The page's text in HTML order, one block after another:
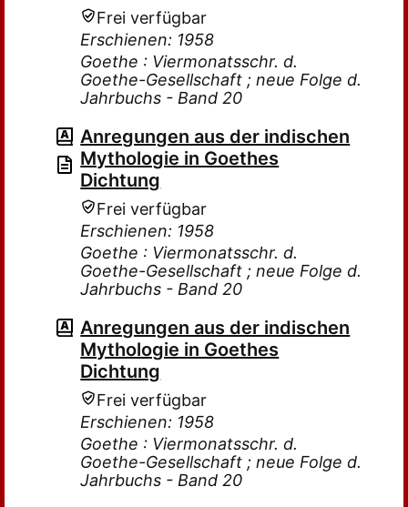
Frei verfügbar
Erschienen: 1958
Goethe : Viermonatsschr. d.
Goethe-Gesellschaft ; neue Folge d.
Jahrbuchs - Band 20
Anregungen aus der indischen
Mythologie in Goethes
Dichtung
Frei verfügbar
Erschienen: 1958
Goethe : Viermonatsschr. d.
Goethe-Gesellschaft ; neue Folge d.
Jahrbuchs - Band 20
Anregungen aus der indischen
Mythologie in Goethes
Dichtung
Frei verfügbar
Erschienen: 1958
Goethe : Viermonatsschr. d.
Goethe-Gesellschaft ; neue Folge d.
Jahrbuchs - Band 20